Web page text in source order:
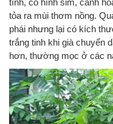
tính, có hình sim, cánh
tỏa ra mùi thơm nồng.
phái nhưng lại có kích
trắng tinh khi già chuyển
hơn, thường mọc ở các